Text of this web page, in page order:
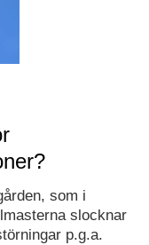
som i
slocknar
p.g.a.